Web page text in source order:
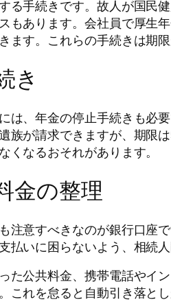
る手続きです。故人が国民
もあります。会社員で厚生
ます。これらの手続きは期
き
は、年金の停止手続きも必
族が請求できますが、期限
くなるおそれがあります。
金の整理
注意すべきなのが銀行口座
払いに困らないよう、相続
た公共料金、携帯電話やイ
これを怠ると自動引き落と